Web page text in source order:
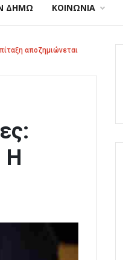
ΔΗΜΩ ΚΟΙΝΩΝΙΑ
αποζημιώνεται
Η